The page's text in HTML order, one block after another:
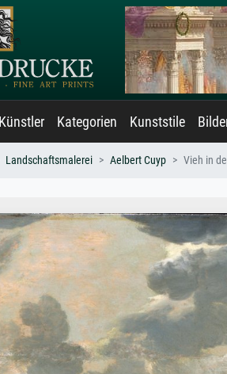
Künstler Kategorien Kunststile
Landschaftsmalerei Aelbert Cuyp Vieh in